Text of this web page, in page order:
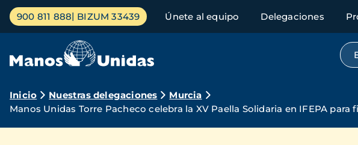
Pasar
contenido
Menú
principal
900 811 888 BIZUM 33439 Únete al equipo Delegaciones
Ruta
de
Inicio Nuestras delegaciones
Murcia
Manos Unidas Torre Pacheco celebra la XV Paella Solidaria en IFEPA